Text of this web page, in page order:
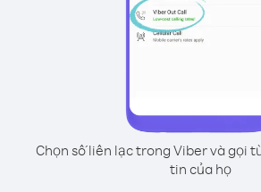
Chọn số liên lạc trong Viber và gọi
tin của họ